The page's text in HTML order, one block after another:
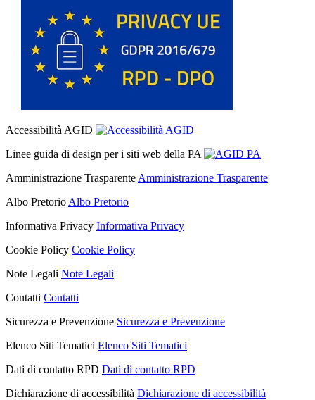
Accessibilità AGID
Linee guida di design per i siti web della PA
Amministrazione Trasparente Amministrazione Trasparente
Albo Pretorio Albo Pretorio
Informativa Privacy Informativa Privacy
Cookie Policy Cookie Policy
Note Legali Note Legali
Contatti Contatti
Sicurezza e Prevenzione Sicurezza e Prevenzione
Elenco Siti Tematici Elenco Siti Tematici
Dati di contatto RPD Dati di contatto RPD
Dichiarazione di accessibilità Dichiarazione di accessibilità